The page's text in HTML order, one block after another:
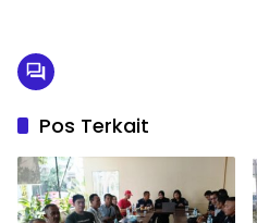
Pos Terkait